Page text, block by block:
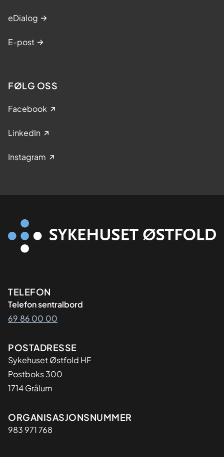
eDialog
E-post
FØLG OSS
Facebook
LinkedIn
Instagram
Kontaktinformasjon
TELEFON
Telefon sentralbord
69 86 00 00
Adresse
POSTADRESSE
Sykehuset Østfold HF
Postboks 300
1714 Grålum
Organisasjon
ORGANISASJONSNUMMER
983 971 768